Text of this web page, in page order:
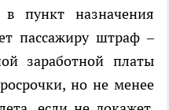
пункт назначения
пассажиру штраф –
заработной платы
но не менее